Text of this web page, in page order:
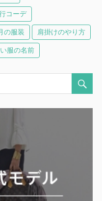
コーデ
の服装 肩掛けのやり方
服の名前